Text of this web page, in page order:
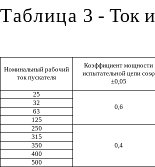
Таблица 3 - Ток и
Номинальный рабочий
ток пускателя
Коэффициент мощности
испытательной цепи cosφ
±0,05
25
0,6
32
63
125
250
0,4
315
350
400
500